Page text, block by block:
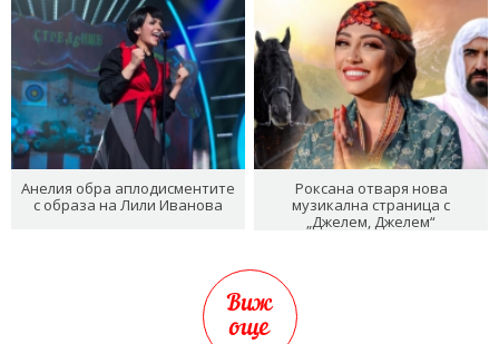
Анелия обра аплодисментите
с образа на Лили Иванова
Роксана отваря нова
музикална страница с
„Джелем, Джелем“
Виж
още